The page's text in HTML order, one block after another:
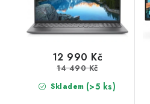
Skladem (>5 ks)
12 990 Kč
14 490 Kč